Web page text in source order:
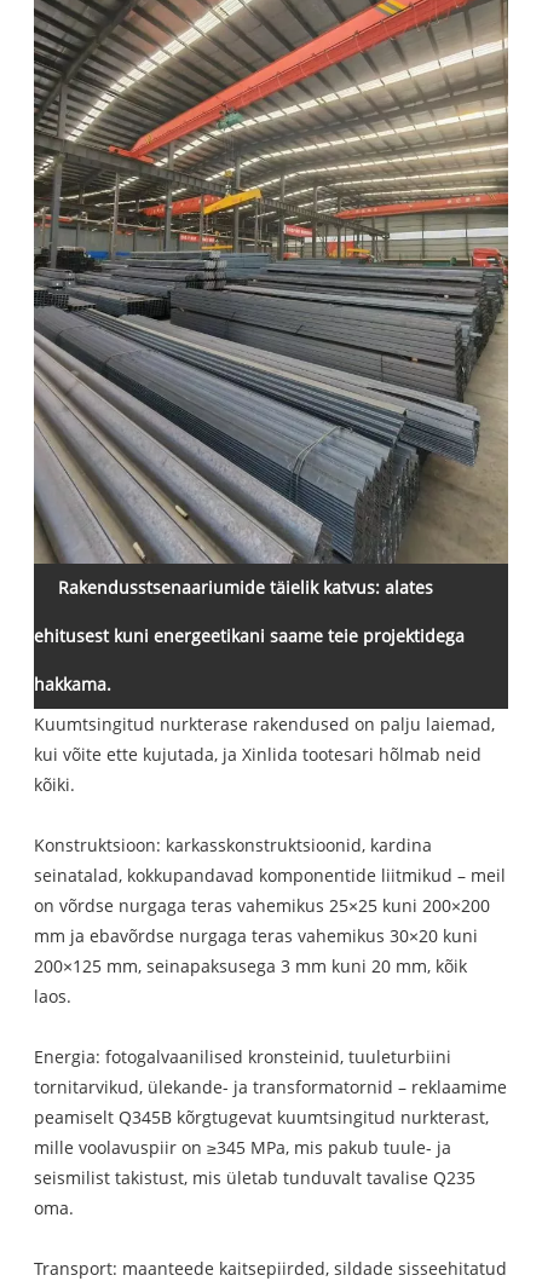
Rakendusstsenaariumide täielik katvus: alates
ehitusest kuni energeetikani saame teie projektidega
hakkama.
Kuumtsingitud nurkterase rakendused on palju laiemad,
kui võite ette kujutada, ja Xinlida tootesari hõlmab neid
kõiki.
Konstruktsioon: karkasskonstruktsioonid, kardina
seinatalad, kokkupandavad komponentide liitmikud – meil
on võrdse nurgaga teras vahemikus 25×25 kuni 200×200
mm ja ebavõrdse nurgaga teras vahemikus 30×20 kuni
200×125 mm, seinapaksusega 3 mm kuni 20 mm, kõik
laos.
Energia: fotogalvaanilised kronsteinid, tuuleturbiini
tornitarvikud, ülekande- ja transformatornid – reklaamime
peamiselt Q345B kõrgtugevat kuumtsingitud nurkterast,
mille voolavuspiir on ≥345 MPa, mis pakub tuule- ja
seismilist takistust, mis ületab tunduvalt tavalise Q235
oma.
Transport: maanteede kaitsepiirded, sildade sisseehitatud